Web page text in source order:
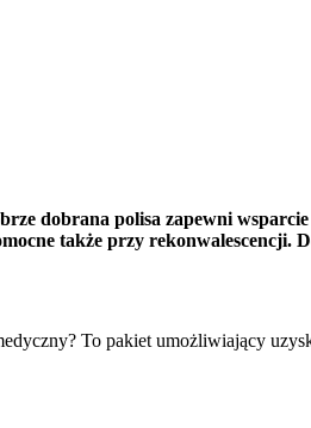
dobrana polisa zapewni
także przy rekonwalescencji.
To pakiet umożliwiający